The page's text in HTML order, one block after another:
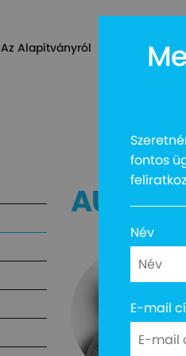
Az Alapítványról Auttalent 2025
fontos
Név
E-mail